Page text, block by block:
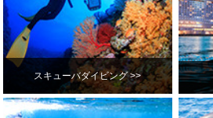
スキューバダイビング >>